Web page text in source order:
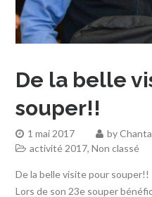
De la belle
souper!!
1 mai 2017 by
activité 2017,Non classé
De la belle visite pour souper!!
Lors de son 23e souper